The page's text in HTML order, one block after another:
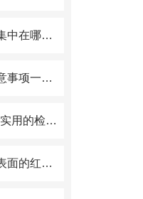
红外热成像模组核心作用集中在哪方面？
转炉监测热像仪的关键注意事项一起了解下
手持热像仪：功能*且丰富实用的检测利器
手持热像仪通过检测物体表面的红外辐射来测量其温度